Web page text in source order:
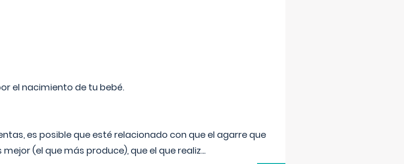
el nacimiento de tu bebé.
es posible que esté relacionado con que el agarre que
(el que más produce), que el que realiz...